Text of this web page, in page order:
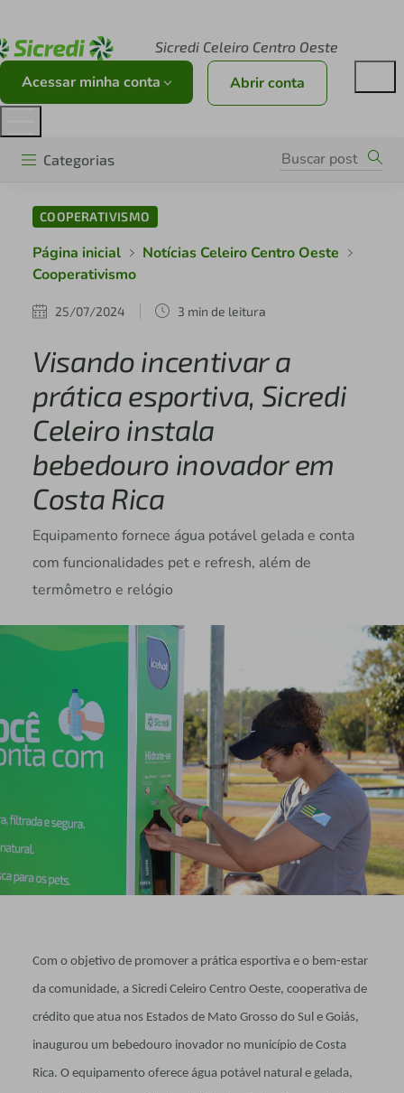
Sicredi Celeiro Centro Oeste
Acessar minha conta Abrir conta
Categorias
COOPERATIVISMO
Página inicial
Notícias Celeiro Centro Oeste
Cooperativismo
25/07/2024 3 min de leitura
Visando incentivar a
prática esportiva, Sicredi
Celeiro instala
bebedouro inovador em
Costa Rica
Equipamento fornece água potável gelada e conta
com funcionalidades pet e refresh, além de
termômetro e relógio
Com o objetivo de promover a prática esportiva e o bem-estar
da comunidade, a Sicredi Celeiro Centro Oeste, cooperativa de
crédito que atua nos Estados de Mato Grosso do Sul e Goiás,
inaugurou um bebedouro inovador no município de Costa
Rica. O equipamento oferece água potável natural e gelada,